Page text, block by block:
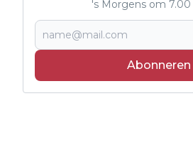
's Morgens om 7.00
Abonneren